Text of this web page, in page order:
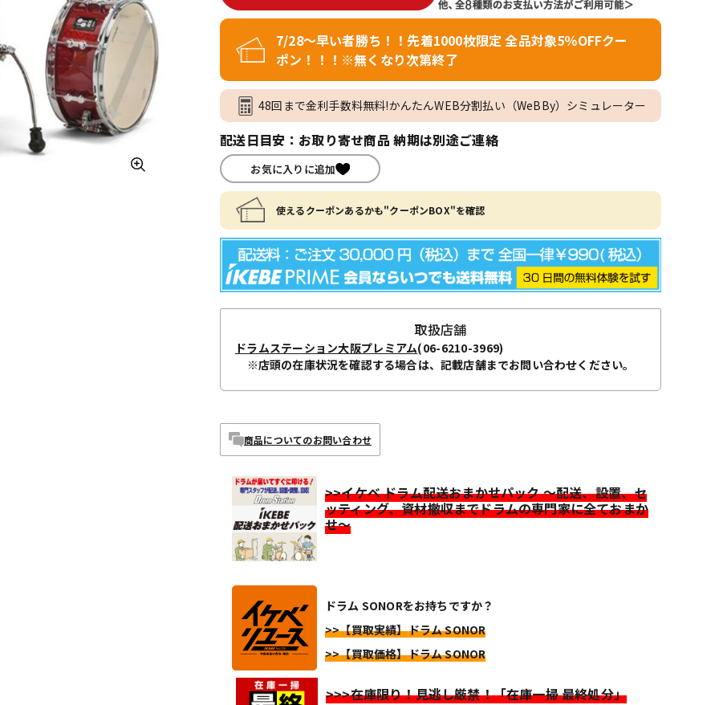
7/28～早い者勝ち！！先着1000枚限定 全品対象5％OFFクー
ポン！！！※無くなり次第終了
48回まで金利手数料無料!かんたんWEB分割払い（WeBBy）シミュレーター
配送日目安：お取り寄せ商品 納期は別途ご連絡
お気に入りに追加
使えるクーポンあるかも"クーポンBOX"を確認
取扱店舗
ドラムステーション大阪プレミアム(06-6210-3969)
※店頭の在庫状況を確認する場合は、記載店舗までお問い合わせください。
商品についてのお問い合わせ
>>イケベ ドラム配送おまかせパック ～配送、設置、セ
ッティング、資材撤収までドラムの専門家に全ておまか
せ～
ドラム SONORをお持ちですか？
>>【買取実績】ドラム SONOR
>>【買取価格】ドラム SONOR
>>>在庫限り！見逃し厳禁！「在庫一掃 最終処分」